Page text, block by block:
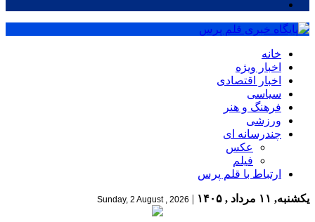
خانه
اخبار ویژه
اخبار اقتصادی
سیاسی
فرهنگ و هنر
ورزشی
چندرسانه ای
عکس
فیلم
ارتباط با قلم پرس
یکشنبه, ۱۱ مرداد , ۱۴۰۵ |
Sunday, 2 August , 2026